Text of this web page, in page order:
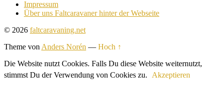
Impressum
Über uns Faltcaravaner hinter der Webseite
© 2026 faltcaravaning.net
Theme von Anders Norén — Hoch ↑
Die Website nutzt Cookies. Falls Du diese Website weiternutzt,
stimmst Du der Verwendung von Cookies zu.
Akzeptieren